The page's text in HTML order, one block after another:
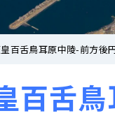
百舌鳥耳原中陵-前方後
百舌